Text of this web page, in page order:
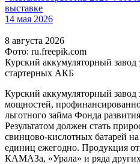
выставке
14 мая 2026
8 августа 2026
Фото: ru.freepik.com
Курский аккумуляторный завод
стартерных АКБ
Курский аккумуляторный
мощностей,
льготного займа Фонда
Результатом должен стать
свинцово-кислотных батарей
единиц ежегодно. Продукция
КАМАЗа, «Урала» и ряда других